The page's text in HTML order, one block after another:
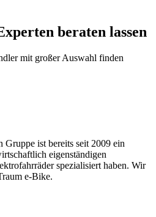
beraten lassen
mit großer Auswahl finden
ist bereits seit 2009 ein
eigenständigen
spezialisiert haben. Wir
e-Bike.